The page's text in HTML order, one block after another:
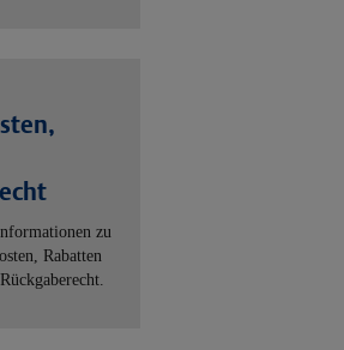
zu
Rabatten